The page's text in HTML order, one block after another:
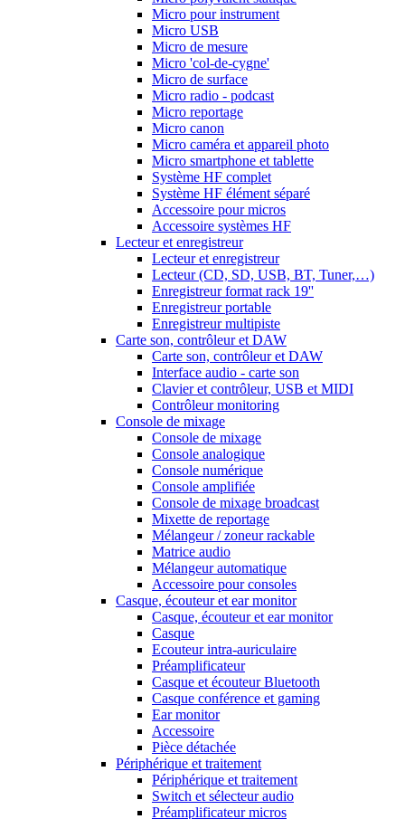
Micro pour instrument
Micro USB
Micro de mesure
Micro 'col-de-cygne'
Micro de surface
Micro radio - podcast
Micro reportage
Micro canon
Micro caméra et appareil photo
Micro smartphone et tablette
Système HF complet
Système HF élément séparé
Accessoire pour micros
Accessoire systèmes HF
Lecteur et enregistreur
Lecteur et enregistreur
Lecteur (CD, SD, USB, BT, Tuner,…)
Enregistreur format rack 19''
Enregistreur portable
Enregistreur multipiste
Carte son, contrôleur et DAW
Carte son, contrôleur et DAW
Interface audio - carte son
Clavier et contrôleur, USB et MIDI
Contrôleur monitoring
Console de mixage
Console de mixage
Console analogique
Console numérique
Console amplifiée
Console de mixage broadcast
Mixette de reportage
Mélangeur / zoneur rackable
Matrice audio
Mélangeur automatique
Accessoire pour consoles
Casque, écouteur et ear monitor
Casque, écouteur et ear monitor
Casque
Ecouteur intra-auriculaire
Préamplificateur
Casque et écouteur Bluetooth
Casque conférence et gaming
Ear monitor
Accessoire
Pièce détachée
Périphérique et traitement
Périphérique et traitement
Switch et sélecteur audio
Préamplificateur micros